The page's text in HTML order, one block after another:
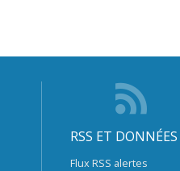
RSS ET DONNÉES
Flux RSS alertes